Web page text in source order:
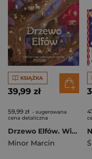
KSIĄŻKA
39,99 zł
59,99 zł - sugerowana
cena detaliczna
Drzewo Elfów. Wielka magiczna wyszukiwanka
Minor Marcin